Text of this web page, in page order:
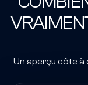
Un aperçu côte à